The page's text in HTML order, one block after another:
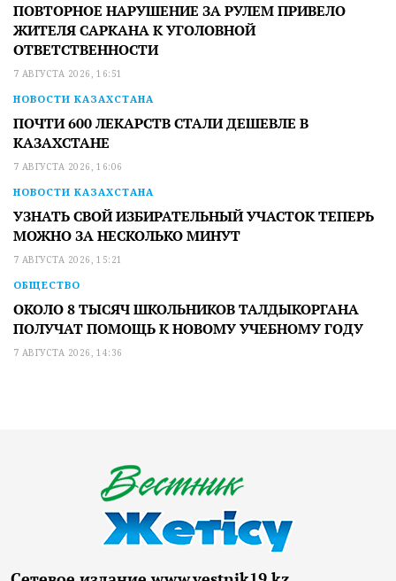
ПОВТОРНОЕ НАРУШЕНИЕ ЗА РУЛЕМ ПРИВЕЛО
ЖИТЕЛЯ САРКАНА К УГОЛОВНОЙ
ОТВЕТСТВЕННОСТИ
7 АВГУСТА 2026, 16:51
НОВОСТИ КАЗАХСТАНА
ПОЧТИ 600 ЛЕКАРСТВ СТАЛИ ДЕШЕВЛЕ В
КАЗАХСТАНЕ
7 АВГУСТА 2026, 16:06
НОВОСТИ КАЗАХСТАНА
УЗНАТЬ СВОЙ ИЗБИРАТЕЛЬНЫЙ УЧАСТОК ТЕПЕРЬ
МОЖНО ЗА НЕСКОЛЬКО МИНУТ
7 АВГУСТА 2026, 15:21
ОБЩЕСТВО
ОКОЛО 8 ТЫСЯЧ ШКОЛЬНИКОВ ТАЛДЫКОРГАНА
ПОЛУЧАТ ПОМОЩЬ К НОВОМУ УЧЕБНОМУ ГОДУ
7 АВГУСТА 2026, 14:36